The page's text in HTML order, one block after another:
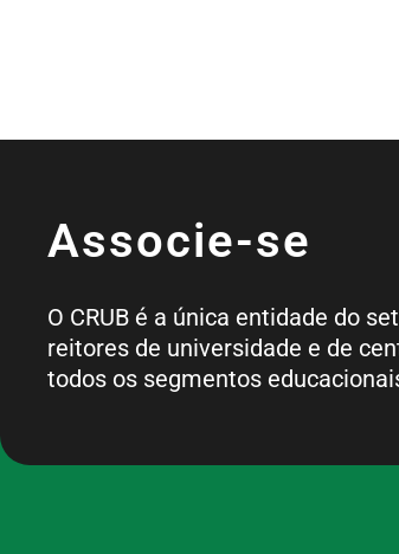
Associe-se
O CRUB é a única entidade do
reitores de universidade e de
todos os segmentos